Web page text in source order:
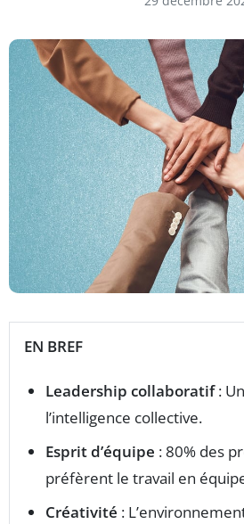
EN BREF
Leadership collaboratif:
l’intelligence collective.
Esprit d’équipe : 80% des
préfèrent le travail en
Créativité :